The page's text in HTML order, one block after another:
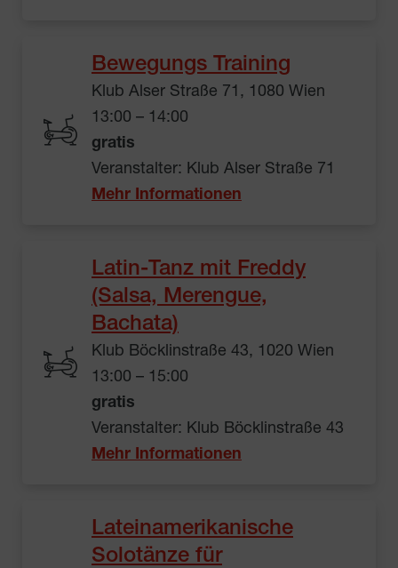
Bewegungs Training
Klub Alser Straße 71, 1080 Wien
13:00 – 14:00
gratis
Veranstalter: Klub Alser Straße 71
Mehr Informationen
Latin-Tanz mit Freddy
(Salsa, Merengue,
Bachata)
Klub Böcklinstraße 43, 1020 Wien
13:00 – 15:00
gratis
Veranstalter: Klub Böcklinstraße 43
Mehr Informationen
Lateinamerikanische
Solotänze für